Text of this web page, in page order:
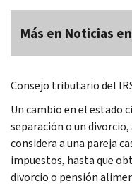
Más en Noticias
Consejo tributario del
Un cambio en el estado
separación o un
considera a una pareja
impuestos, hasta que
divorcio o pensión